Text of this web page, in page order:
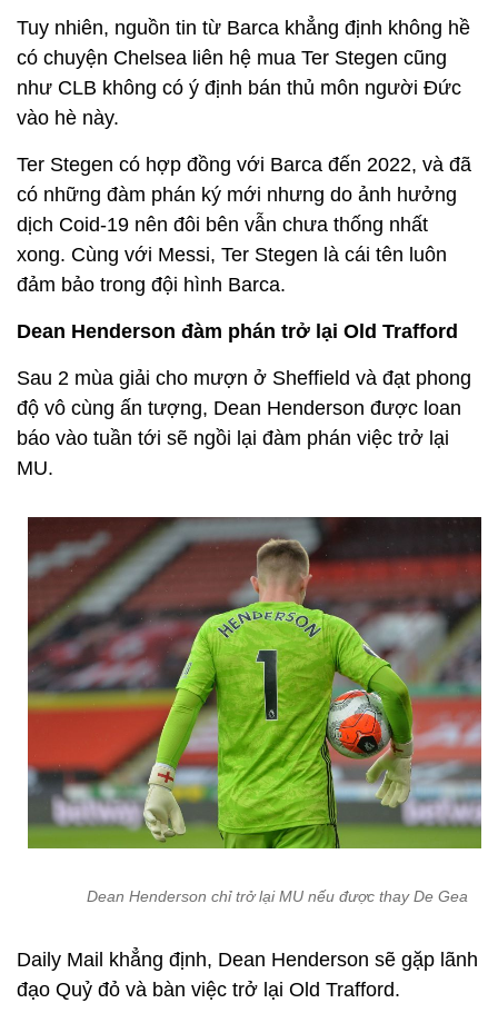
Tuy nhiên, nguồn tin từ Barca khẳng định không hề
có chuyện Chelsea liên hệ mua Ter Stegen cũng
như CLB không có ý định bán thủ môn người Đức
vào hè này.
Ter Stegen có hợp đồng với Barca đến 2022, và đã
có những đàm phán ký mới nhưng do ảnh hưởng
dịch Coid-19 nên đôi bên vẫn chưa thống nhất
xong. Cùng với Messi, Ter Stegen là cái tên luôn
đảm bảo trong đội hình Barca.
Dean Henderson đàm phán trở lại Old Trafford
Sau 2 mùa giải cho mượn ở Sheffield và đạt phong
độ vô cùng ấn tượng, Dean Henderson được loan
báo vào tuần tới sẽ ngồi lại đàm phán việc trở lại
MU.
Dean Henderson chỉ trở lại MU nếu được thay De Gea
Daily Mail khẳng định, Dean Henderson sẽ gặp lãnh
đạo Quỷ đỏ và bàn việc trở lại Old Trafford.